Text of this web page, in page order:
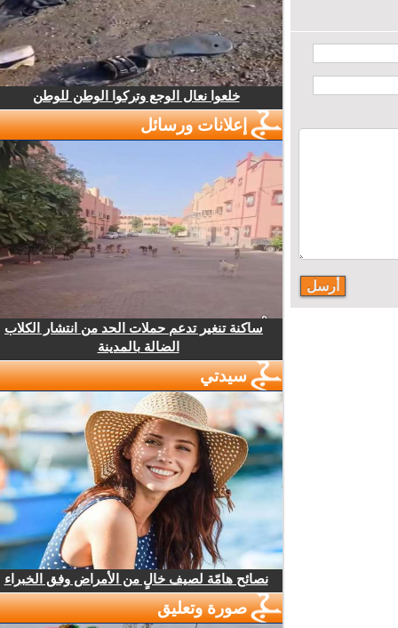
خلعوا نعال الوجع وتركوا الوطن للوطن
إعلانات ورسائل
ساكنة تنغير تدعم حملات الحد من انتشار الكلاب
الضالة بالمدينة
سيدتي
نصائح هامّة لصيف خالٍ من الأمراض وفق الخبراء
صورة وتعليق